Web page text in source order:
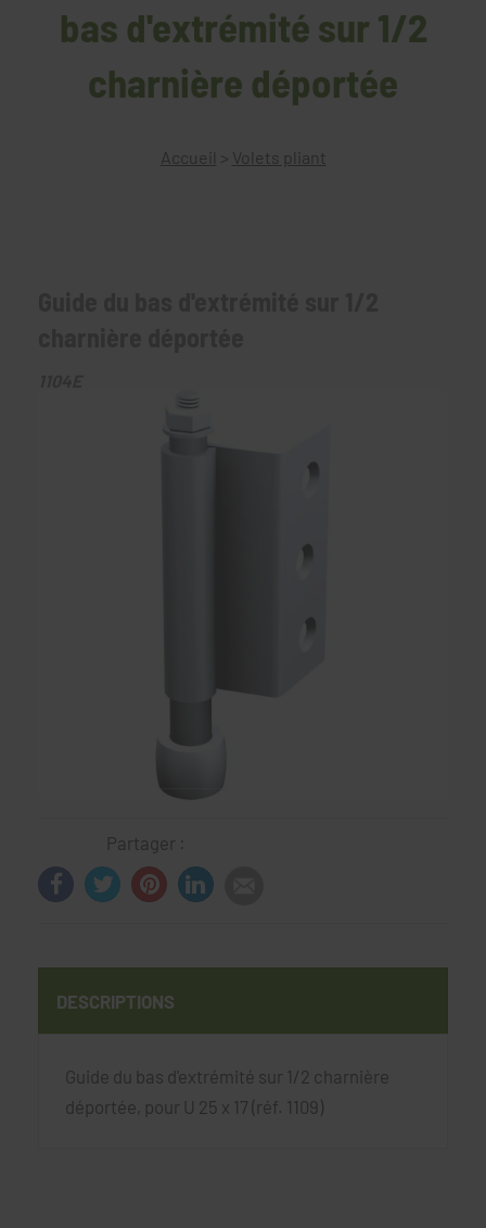
bas d'extrémité sur 1/2
charnière déportée
Accueil > Volets pliant
Partager :
DESCRIPTIONS
Guide du bas d'extrémité sur 1/2 charnière
déportée, pour U 25 x 17 (réf. 1109)